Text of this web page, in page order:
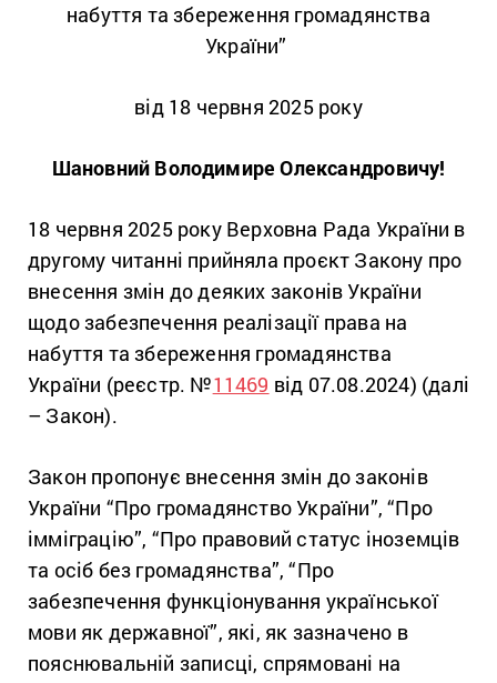
набуття та збереження громадянства
України”
від 18 червня 2025 року
Шановний Володимире Олександровичу!
18 червня 2025 року Верховна Рада України в
другому читанні прийняла проєкт Закону про
внесення змін до деяких законів України
щодо забезпечення реалізації права на
набуття та збереження громадянства
України (реєстр. №11469 від 07.08.2024) (далі
– Закон).
Закон пропонує внесення змін до законів
України “Про громадянство України”, “Про
імміграцію”, “Про правовий статус іноземців
та осіб без громадянства”, “Про
забезпечення функціонування української
мови як державної”, які, як зазначено в
пояснювальній записці, спрямовані на